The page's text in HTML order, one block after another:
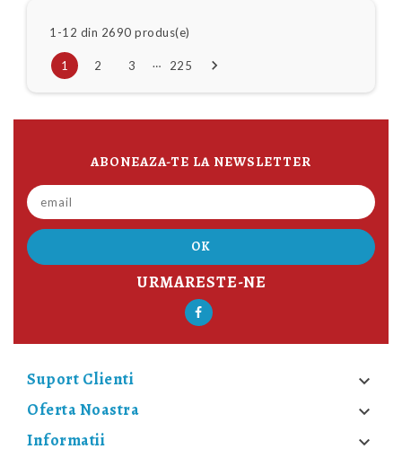
1-12 din 2690 produs(e)
1 2 3 … 225 
ABONEAZA-TE LA NEWSLETTER
URMARESTE-NE
Suport Clienti

Oferta Noastra

Informatii
